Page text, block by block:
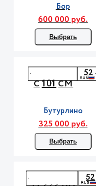
Бор
600 000 руб.
Выбрать
С101СМ
52
Бутурлино
325 000 руб.
Выбрать
52